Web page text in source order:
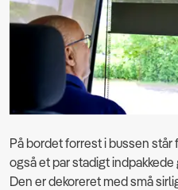
På bordet forrest i bussen står
også et par stadigt
Den er dekoreret med små